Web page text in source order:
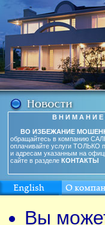
В Н И М А Н И Е
ВО ИЗБЕЖАНИЕ
обращайтесь в компанию
оплачивайте услуги ТОЛЬКО
и адресам указанным на
сайте в разделе КОНТАКТЫ
Вы